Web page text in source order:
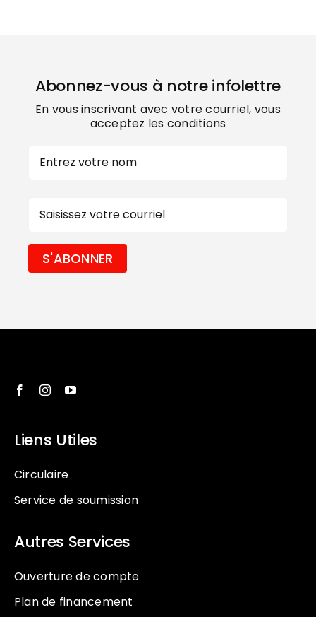
Abonnez-vous à notre infolettre
En vous inscrivant avec votre courriel, vous
acceptez les conditions
mail
S'ABONNER
Liens Utiles
Circulaire
Service de soumission
Autres Services
Ouverture de compte
Plan de financement